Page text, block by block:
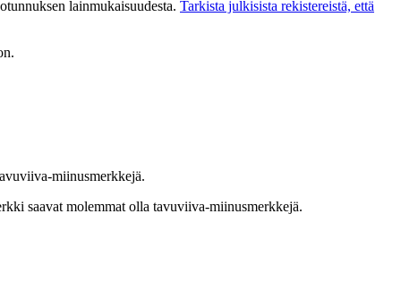
lainmukaisuudesta. Tarkista julkisista rekistereistä, että
miinusmerkkejä.
saavat molemmat olla tavuviiva-miinusmerkkejä.